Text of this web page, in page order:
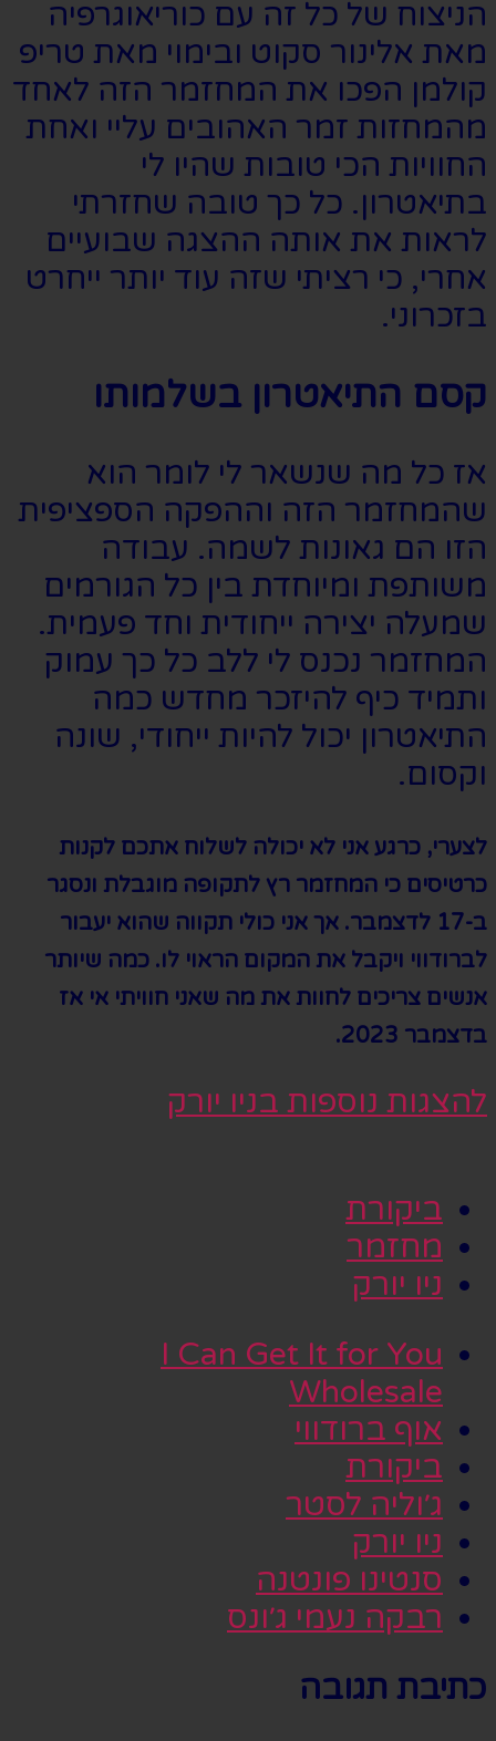
הניצוח של כל זה עם כוריאוגרפיה
מאת אלינור סקוט ובימוי מאת טריפ
קולמן הפכו את המחזמר הזה לאחד
מהמחזות זמר האהובים עליי ואחת
החוויות הכי טובות שהיו לי
בתיאטרון. כל כך טובה שחזרתי
לראות את אותה ההצגה שבועיים
אחרי, כי רציתי שזה עוד יותר ייחרט
בזכרוני.
קסם התיאטרון בשלמותו
אז כל מה שנשאר לי לומר הוא
שהמחזמר הזה וההפקה הספציפית
הזו הם גאונות לשמה. עבודה
משותפת ומיוחדת בין כל הגורמים
שמעלה יצירה ייחודית וחד פעמית.
המחזמר נכנס לי ללב כל כך עמוק
ותמיד כיף להיזכר מחדש כמה
התיאטרון יכול להיות ייחודי, שונה
וקסום.
לצערי, כרגע אני לא יכולה לשלוח אתכם לקנות
כרטיסים כי המחזמר רץ לתקופה מוגבלת ונסגר
ב-17 לדצמבר. אך אני כולי תקווה שהוא יעבור
לברודווי ויקבל את המקום הראוי לו. כמה שיותר
אנשים צריכים לחוות את מה שאני חוויתי אי אז
בדצמבר
להצגות נוספות בניו יורק
ביקורת
מחזמר
ניו יורק
I Can Get It for You
Wholesale
אוף ברודווי
ביקורת
ג׳וליה לסטר
ניו יורק
סנטינו פונטנה
רבקה נעמי ג׳ונס
כתיבת תגובה